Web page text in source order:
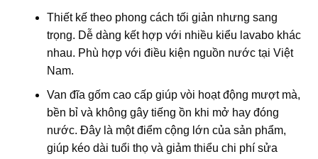
Thiết kế theo phong cách tối giản nhưng sang
trọng. Dễ dàng kết hợp với nhiều kiểu lavabo khác
nhau. Phù hợp với điều kiện nguồn nước tại Việt
Nam.
Van đĩa gốm cao cấp giúp vòi hoạt động mượt mà,
bền bỉ và không gây tiếng ồn khi mở hay đóng
nước. Đây là một điểm cộng lớn của sản phẩm,
giúp kéo dài tuổi thọ và giảm thiểu chi phí sửa